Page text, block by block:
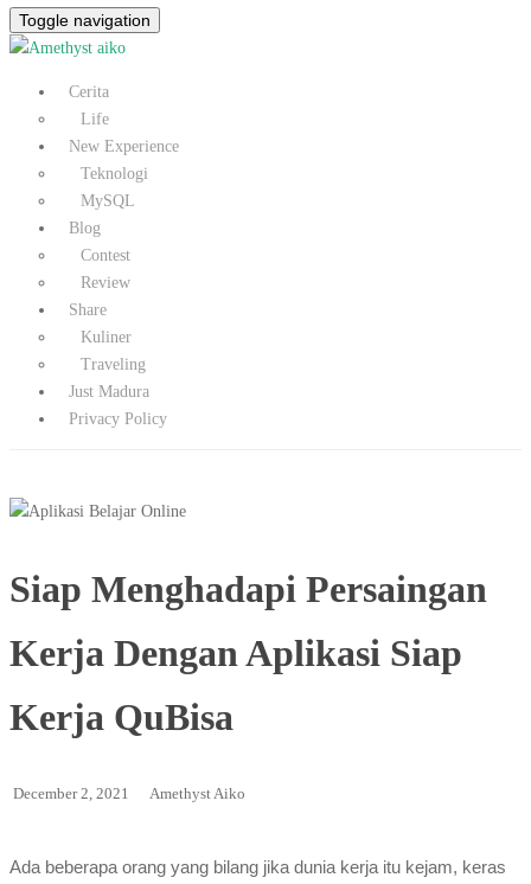
Toggle navigation
Cerita
Life
New Experience
Teknologi
MySQL
Blog
Contest
Review
Share
Kuliner
Traveling
Just Madura
Privacy Policy
Siap Menghadapi Persaingan
Kerja Dengan Aplikasi Siap
Kerja QuBisa
December 2, 2021 Amethyst Aiko
Ada beberapa orang yang bilang jika dunia kerja itu kejam, keras